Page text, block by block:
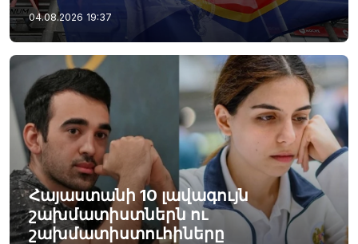
04.08.2026 19:37
Հայաստանի 10 լավագույն
շախմատիստներն ու
շախմատիստուհիները